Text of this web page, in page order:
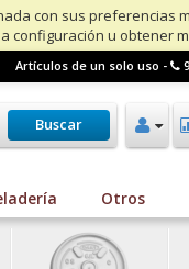
con sus preferencias
configuración u obtener
Artículos de un solo uso -
Buscar
Otros